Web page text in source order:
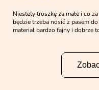
Niestety troszkę za małe i co
będzie trzeba nosić z pasem
materiał bardzo fajny i dobrze